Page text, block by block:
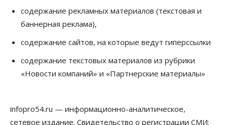
07 Августа 2026, 11:30
Деньгами будут распоряжаться дети: в десяти
инициативное бюджетирование
07 Августа 2026, 11:00
заключили под стражу
07 Августа 2026, 10:15
содержание рекламных материалов (текстовая и
баннерная реклама),
содержание сайтов, на которые ведут гиперссылки
содержание текстовых материалов из рубрики
«Новости компаний» и «Партнерские материалы»
infopro54.ru — информационно-аналитическое,
сетевое издание. Свидетельство о регистрации СМИ: